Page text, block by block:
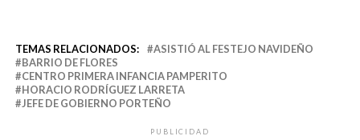
TEMAS RELACIONADOS:
ASISTIÓ AL FESTEJO NAVIDEÑO
BARRIO DE FLORES
CENTRO PRIMERA INFANCIA PAMPERITO
HORACIO RODRÍGUEZ LARRETA
JEFE DE GOBIERNO PORTEÑO
PUBLICIDAD